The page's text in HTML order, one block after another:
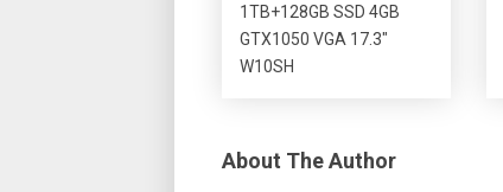
1TB+128GB SSD 4GB
GTX1050 VGA 17.3″
W10SH
About The Author